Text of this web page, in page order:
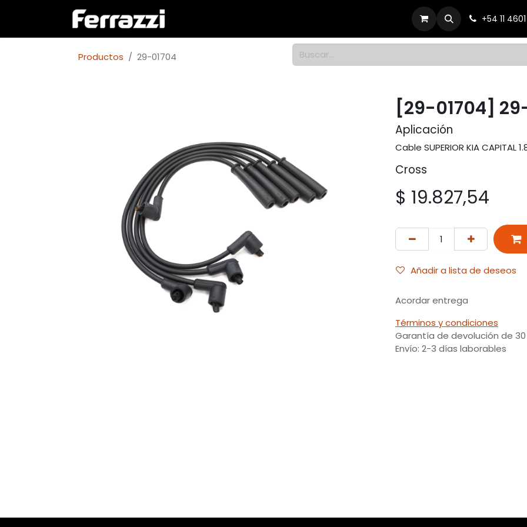
Contacto +54 11 4601
Productos 29-01704
[29-01704]
Aplicación
Cable SUPERIOR KIA CAPITAL
Cross
$ 19.827,54
Añadir a lista de deseos
Acordar entrega
Términos y condiciones
Garantía de devolución de
Envío: 2-3 días laborables